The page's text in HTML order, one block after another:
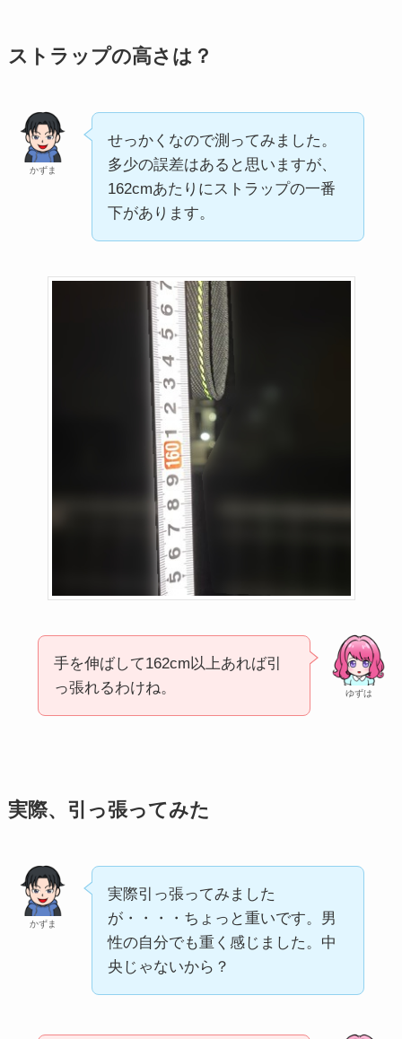
ストラップの高さは？
かずま
せっかくなので測ってみました。
多少の誤差はあると思いますが、
162cmあたりにストラップの一番
下があります。
ゆずは
手を伸ばして162cm以上あれば引
っ張れるわけね。
実際、引っ張ってみた
かずま
実際引っ張ってみました
が・・・・ちょっと重いです。男
性の自分でも重く感じました。中
央じゃないから？